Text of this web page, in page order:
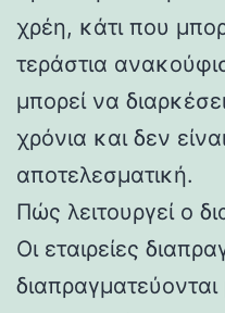
χρέη, κάτι που
τεράστια
μπορεί να
χρόνια και δεν
αποτελεσματική.
Πώς λειτουργεί ο
Οι εταιρείες